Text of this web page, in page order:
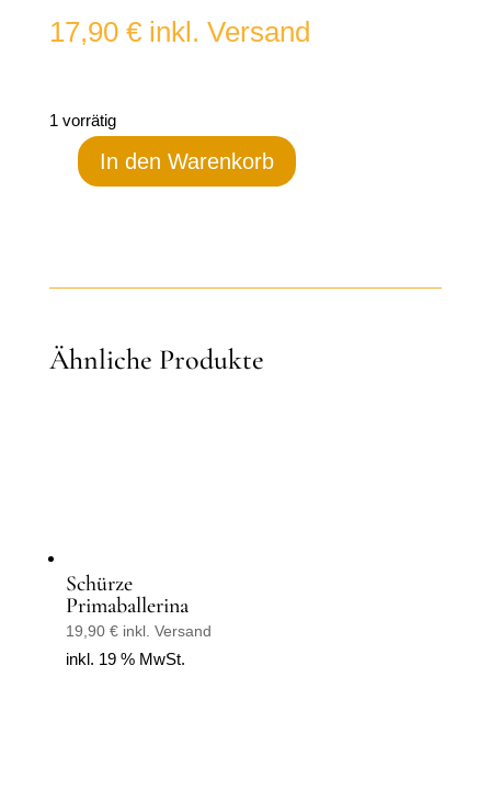
17,90 € inkl. Versand
1 vorrätig
Dunkle
des
In den Warenkorb
Ähnliche Produkte
Schürze
Primaballerina
19,90 € inkl. Versand
inkl. 19 % MwSt.